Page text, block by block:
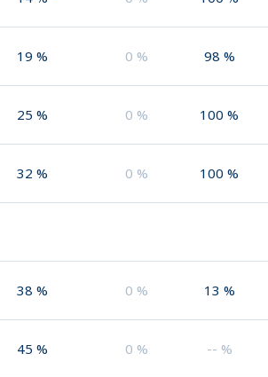
19 % 0 % 98 %
25 % 0 % 100 %
32 % 0 % 100 %
38 % 0 % 13 %
45 % 0 % -- %